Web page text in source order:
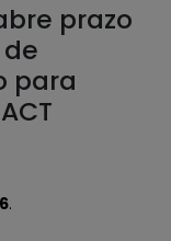
prazo
para
.